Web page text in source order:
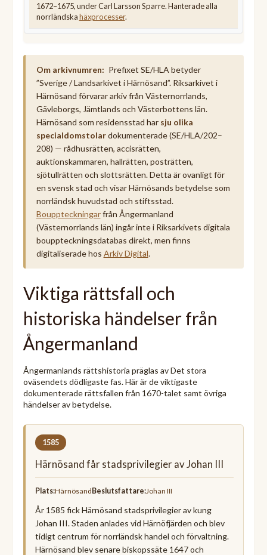
1672–1675, under Carl Larsson Sparre. Hanterade alla
norrländskahäxprocesser.
Om arkivnumren: Prefixet SE/HLA betyder
”Sverige / Landsarkivet i Härnösand”. Riksarkivet i
Härnösand förvarar arkiv från Västernorrlands,
Gävleborgs, Jämtlands och Västerbottens län.
Härnösand som residensstad har sju olika
specialdomstolardokumenterade (SE/HLA/202–
208) — rådhusrätten, accisrätten,
auktionskammaren, hallrätten, posträtten,
sjötullrätten och slottsrätten. Detta är ovanligt för
en svensk stad och visar Härnösands betydelse som
norrländsk huvudstad och stiftsstad.
Bouppteckningarfrån Ångermanland
(Västernorrlands län) ingår inte i Riksarkivets digitala
bouppteckningsdatabas direkt, men finns
digitaliserade hos Arkiv Digital.
Viktiga rättsfall och
historiska händelser från
Ångermanland
Ångermanlands rättshistoria präglas av Det stora
oväsendets dödligaste fas. Här är de viktigaste
dokumenterade rättsfallen från 1670-talet samt övriga
händelser av betydelse.
1585
Härnösand får stadsprivilegier av Johan III
Plats:HärnösandBeslutsfattare:Johan III
År 1585 fick Härnösand stadsprivilegier av kung
Johan III. Staden anlades vid Härnöfjärden och blev
tidigt centrum för norrländsk handel och förvaltning.
Härnösand blev senare biskopssäte 1647 och